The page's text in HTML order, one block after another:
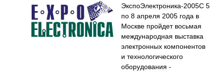
ЭкспоЭлектроника-2005С 5
по 8 апреля 2005 года в
Москве пройдет восьмая
международная выставка
электронных компонентов
и технологического
оборудования -